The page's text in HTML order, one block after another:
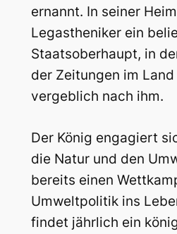
ernannt. In seiner
Legastheniker ein
Staatsoberhaupt, in
der Zeitungen im
vergeblich nach ihm.
Der König engagiert
die Natur und den
bereits einen
Umweltpolitik ins
findet jährlich ein